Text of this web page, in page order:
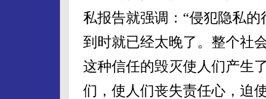
私报告就强调：“侵犯隐私
到时就已经太晚了。整个社
这种信任的毁灭使人们产生
们，使人们丧失责任心，迫